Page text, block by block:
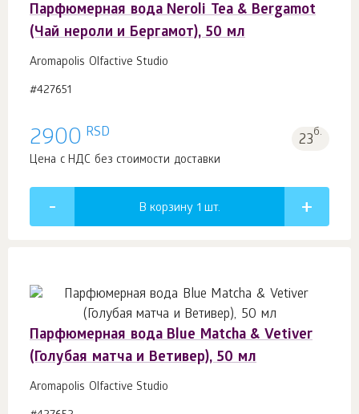
Парфюмерная вода Neroli Tea & Bergamot
(Чай нероли и Бергамот), 50 мл
Aromapolis Olfactive Studio
#427651
2900 RSD 23б.
Цена с НДС без стоимости доставки
В корзину 1 шт.
Парфюмерная вода Blue Matcha & Vetiver
(Голубая матча и Ветивер), 50 мл
Aromapolis Olfactive Studio